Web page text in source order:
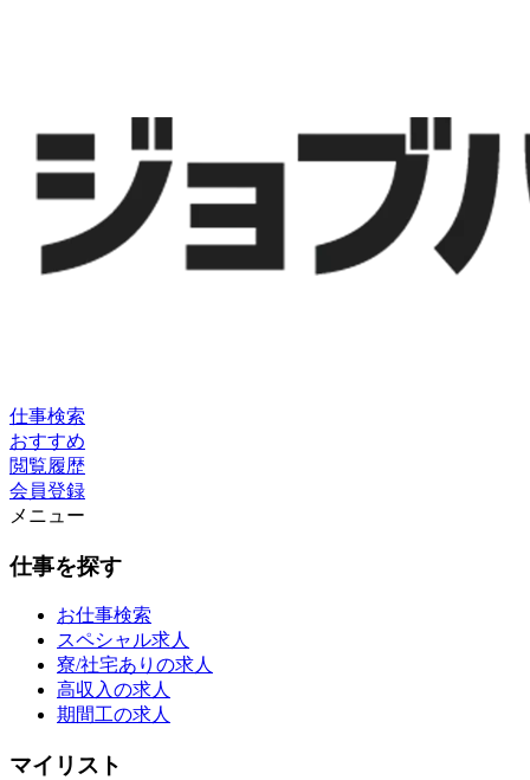
仕事検索
おすすめ
閲覧履歴
会員登録
メニュー
仕事を探す
お仕事検索
スペシャル求人
寮/社宅ありの求人
高収入の求人
期間工の求人
マイリスト